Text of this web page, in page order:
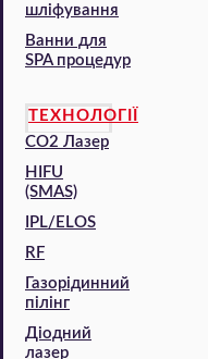
шліфування
Ванни для
SPA процедур
ТЕХНОЛОГІЇ
CO2 Лазер
HIFU
(SMAS)
IPL/ELOS
RF
Газорідинний
пілінг
Діодний
лазер